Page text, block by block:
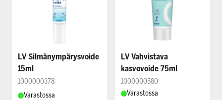
LV Silmänympärysvoide
15ml
1000000378
Varastossa
LV Vahvistava
kasvovoide 75ml
1000000580
Varastossa